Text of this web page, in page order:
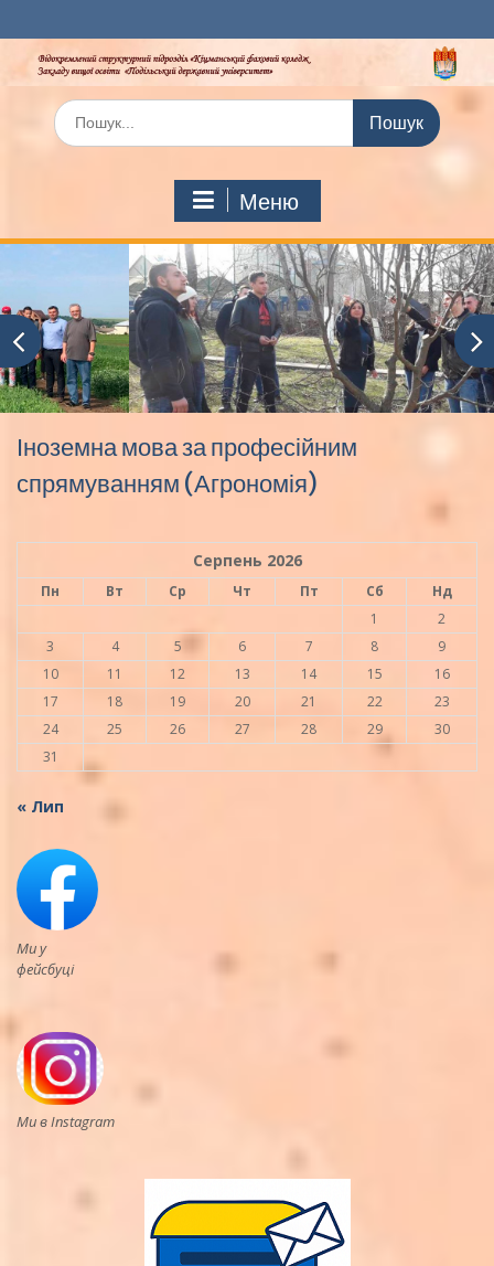
до
вмісту
Шукати:
Меню
Іноземна мова за професійним
спрямуванням (Агрономія)
Серпень 2026
Пн Вт Ср Чт Пт Сб
Нд
1
2
3
4 5 6 7 8
9
10
11 12 13 14 15
16
17
18 19 20 21 22
23
24
25 26 27 28 29
30
31
« Лип
Ми у
фейсбуці
Ми в Instagram